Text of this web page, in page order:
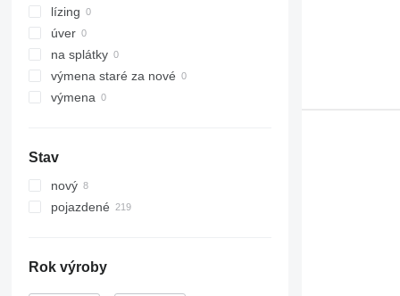
M-series
MH
TH
lízing
úver
na splátky
výmena staré za nové
výmena
Stav
nový
pojazdené
Rok výroby